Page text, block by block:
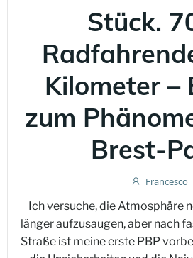
Stück.
Kilometer –
zum
Brest-
Francesco
Ich versuche, die Atmosphäre
länger aufzusaugen, aber nach
Straße ist meine erste PBP